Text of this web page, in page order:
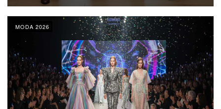
MODA 2026